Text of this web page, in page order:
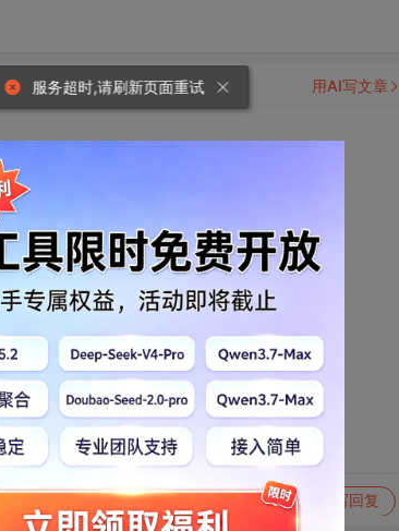
举报 写回复
用AI写文章
服务超时,请刷新页面重试